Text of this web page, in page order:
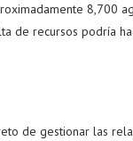
8,700
de recursos podría
de gestionar las